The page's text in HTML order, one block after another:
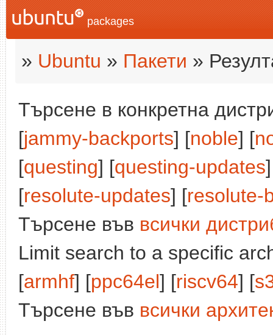
packages
» Ubuntu » Пакети »
Търсене в конкретна
[jammy-backports] [noble] [
[questing] [questing-updates
[resolute-updates] [resolute-
Търсене във всички
Limit search to a specific
[armhf] [ppc64el] [riscv64] [
Търсене във всички